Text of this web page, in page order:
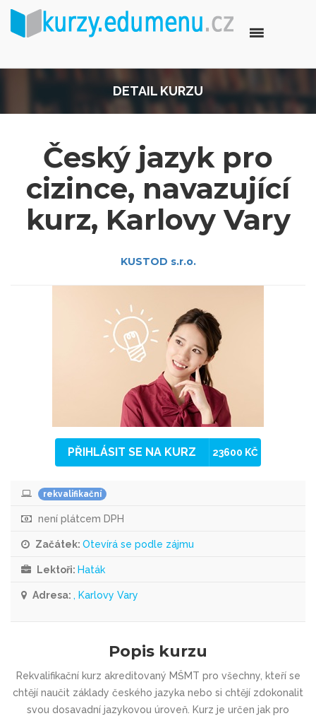
DETAIL KURZU
Český jazyk pro
cizince, navazující
kurz, Karlovy Vary
KUSTOD s.r.o.
PŘIHLÁSIT SE NA KURZ 23600 KČ
rekvalifikační
není plátcem DPH
Začátek: Otevírá se podle zájmu
Lektoři: Haták
Adresa: , Karlovy Vary
Popis kurzu
Rekvalifikační kurz akreditovaný MŠMT pro všechny, kteří se
chtějí naučit základy českého jazyka nebo si chtějí zdokonalit
svou dosavadní jazykovou úroveň. Kurz je určen jak pro